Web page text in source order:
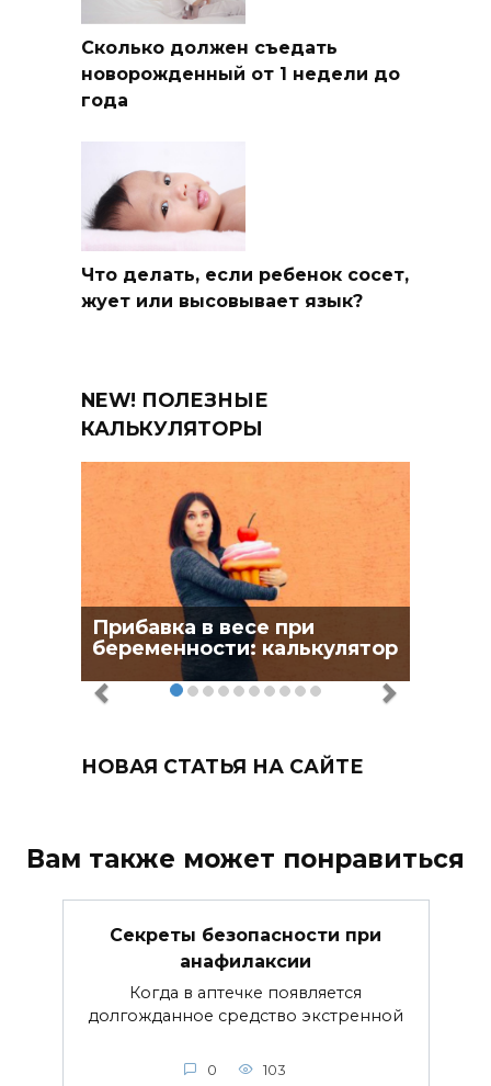
Сколько должен съедать
новорожденный от 1 недели до
года
Что делать, если ребенок сосет,
жует или высовывает язык?
NEW! ПОЛЕЗНЫЕ
КАЛЬКУЛЯТОРЫ
Прибавка в весе при
беременности: калькулятор
НОВАЯ СТАТЬЯ НА САЙТЕ
Вам также может понравиться
Секреты безопасности при
анафилаксии
Когда в аптечке появляется
долгожданное средство экстренной
0 103